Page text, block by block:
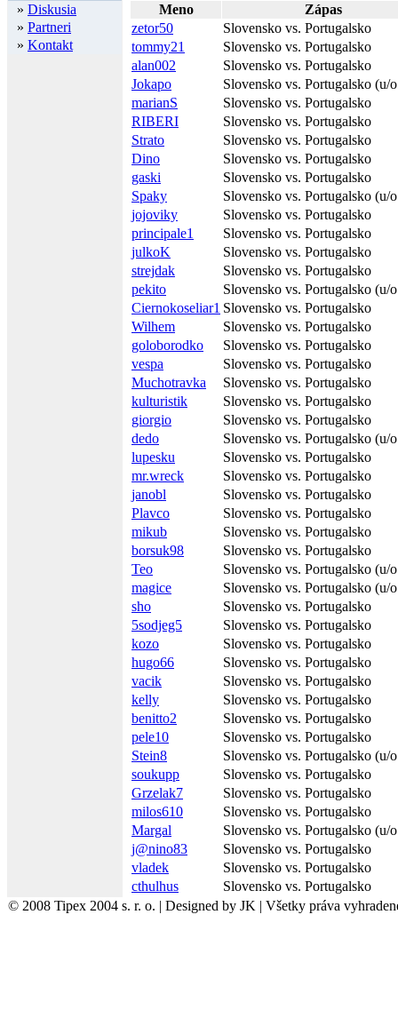
» Diskusia
» Partneri
» Kontakt
Meno
Zápas
zetor50
Slovensko vs. Portugalsko
tommy21
Slovensko vs. Portugalsko
alan002
Slovensko vs. Portugalsko
Jokapo
Slovensko vs. Portugalsko (u/
marianS
Slovensko vs. Portugalsko
RIBERI
Slovensko vs. Portugalsko
Strato
Slovensko vs. Portugalsko
Dino
Slovensko vs. Portugalsko
gaski
Slovensko vs. Portugalsko
Spaky
Slovensko vs. Portugalsko (u/
jojoviky
Slovensko vs. Portugalsko
principale1
Slovensko vs. Portugalsko
julkoK
Slovensko vs. Portugalsko
strejdak
Slovensko vs. Portugalsko
pekito
Slovensko vs. Portugalsko (u/
Ciernokoseliar1 Slovensko vs. Portugalsko
Wilhem
Slovensko vs. Portugalsko
goloborodko
Slovensko vs. Portugalsko
vespa
Slovensko vs. Portugalsko
Muchotravka
Slovensko vs. Portugalsko
kulturistik
Slovensko vs. Portugalsko
giorgio
Slovensko vs. Portugalsko
dedo
Slovensko vs. Portugalsko (u/
lupesku
Slovensko vs. Portugalsko
mr.wreck
Slovensko vs. Portugalsko
janobl
Slovensko vs. Portugalsko
Plavco
Slovensko vs. Portugalsko
mikub
Slovensko vs. Portugalsko
borsuk98
Slovensko vs. Portugalsko
Teo
Slovensko vs. Portugalsko (u/
magice
Slovensko vs. Portugalsko (u/
sho
Slovensko vs. Portugalsko
5sodjeg5
Slovensko vs. Portugalsko
kozo
Slovensko vs. Portugalsko
hugo66
Slovensko vs. Portugalsko
vacik
Slovensko vs. Portugalsko
kelly
Slovensko vs. Portugalsko
benitto2
Slovensko vs. Portugalsko
pele10
Slovensko vs. Portugalsko
Stein8
Slovensko vs. Portugalsko (u/
soukupp
Slovensko vs. Portugalsko
Grzelak7
Slovensko vs. Portugalsko
milos610
Slovensko vs. Portugalsko
Margal
Slovensko vs. Portugalsko (u/
j@nino83
Slovensko vs. Portugalsko
vladek
Slovensko vs. Portugalsko
cthulhus
Slovensko vs. Portugalsko
© 2008 Tipex 2004 s. r. o. | Designed by JK | Všetky práva